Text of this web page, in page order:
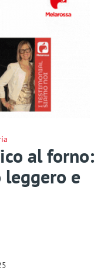
al forno:
e